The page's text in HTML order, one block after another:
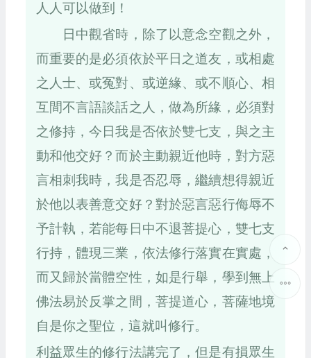
人人可以做到！
日中觀省時，除了以意念空觀之外，
而重要的是必須依於平日之道友，或相處
之人士、或冤對、或逆緣、或不順心、相
互間不言語談話之人，做為所緣，必須對
之修持，今日我是否依於雙七支，與之主
動和他交好？而於主動親近他時，對方惡
言相刺我時，我是否忍辱，繼續想得親近
於他以表善意交好？對於惡言惡行侮辱不
予計執，若能每日中不退菩提心，雙七支
行持，體現三業，依法修行落實在實處，
而又歸於當體空性，如是行舉，學到無上
佛法易於反掌之間，菩提道心，菩薩地境
自是你之聖位，這就叫修行。
利益眾生的修行法講完了，但是有損眾生